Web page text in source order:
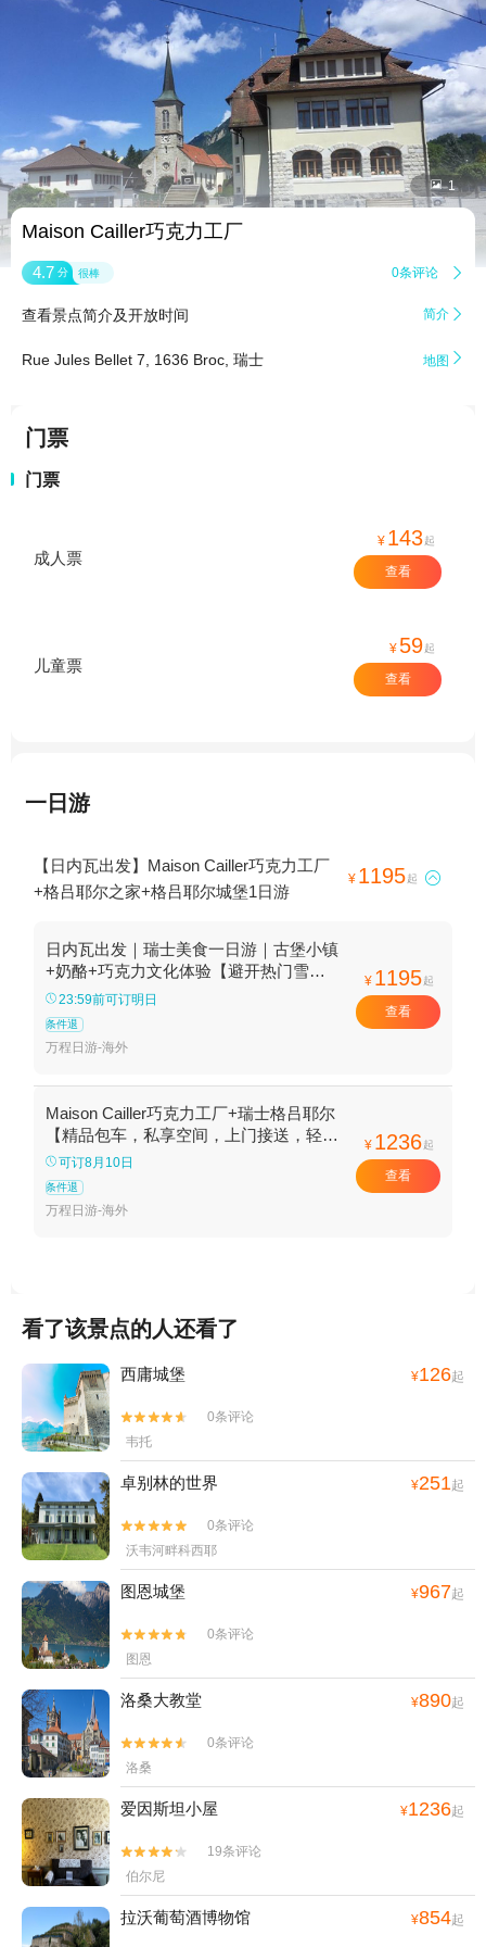
 1
Maison Cailler巧克力工厂
4.7 分 很棒 0条评论 
查看景点简介及开放时间 简介 
Rue Jules Bellet 7, 1636 Broc, 瑞士 地图 
门票
门票
成人票
¥ 143起
查看
儿童票
¥ 59起
查看
一日游
【日内瓦出发】Maison Cailler巧克力工厂
+格吕耶尔之家+格吕耶尔城堡1日游
¥ 1195起 
日内瓦出发｜瑞士美食一日游｜古堡小镇
+奶酪+巧克力文化体验【避开热门雪山
人潮，享受瑞士慢旅行，品尝正宗瑞士奶
酪文化】
23:59前可订明日
条件退
万程日游-海外
¥ 1195起
查看
Maison Cailler巧克力工厂+瑞士格吕耶尔
【精品包车，私享空间，上门接送，轻松
出行】
可订8月10日
条件退
万程日游-海外
¥ 1236起
查看
看了该景点的人还看了
西庸城堡 ¥126起


0条评论
韦托
卓别林的世界 ¥251起


0条评论
沃韦河畔科西耶
图恩城堡 ¥967起


0条评论
图恩
洛桑大教堂 ¥890起


0条评论
洛桑
爱因斯坦小屋 ¥1236起


19条评论
伯尔尼
拉沃葡萄酒博物馆 ¥854起